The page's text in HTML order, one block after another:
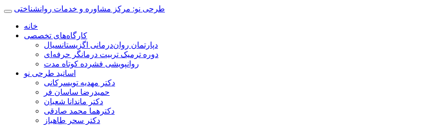
طرحی نو: مرکز مشاوره و خدمات روانشناختی
خانه
کارگاه‌های تخصصی
دپارتمان روان‌درمانی اگزیستانسیال
دوره ترمیک تربیت درمانگر حرفه‌ای
روانپویشی فشرده کوتاه مدت
اساتید طرحی نو
دکتر مهدیه تویسرکانی
حمیدرضا ساسان فر
دکتر ماندانا شعبان
دکترهما محمد صادقی
دکتر سحر طاهباز